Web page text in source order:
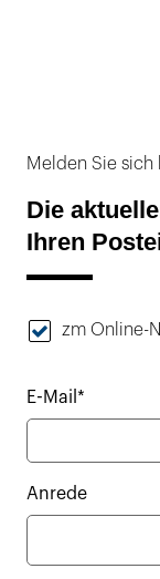
Melden Sie sich
Die
Ihren
zm Online-
E-Mail*
Anrede